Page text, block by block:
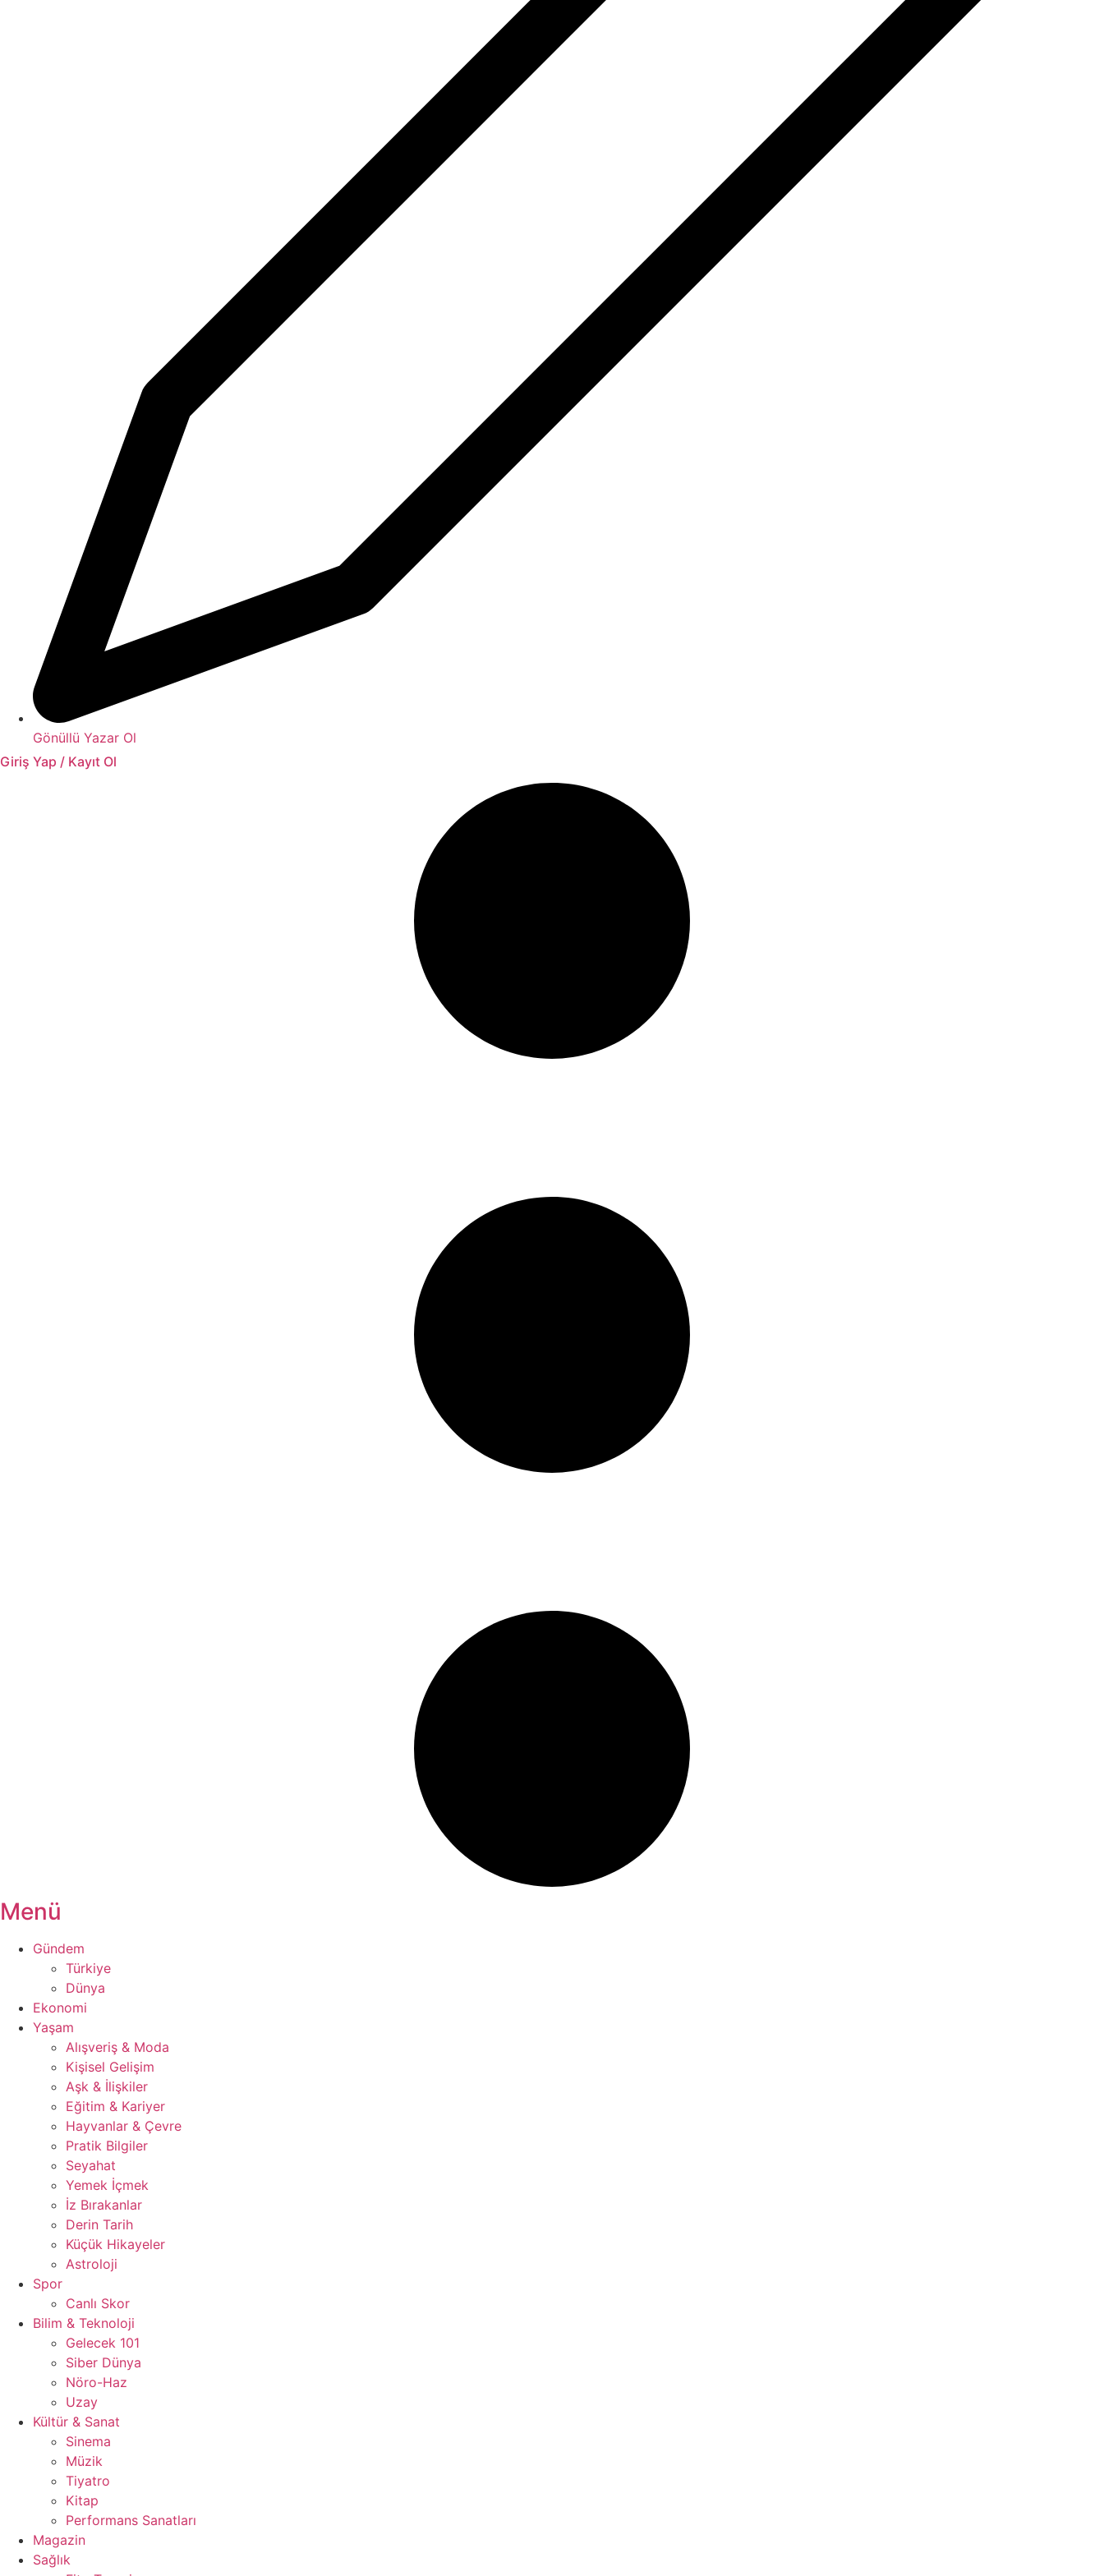
Gönüllü Yazar Ol
Giriş Yap / Kayıt Ol
Menü
Gündem
Türkiye
Dünya
Ekonomi
Yaşam
Alışveriş & Moda
Kişisel Gelişim
Aşk & İlişkiler
Eğitim & Kariyer
Hayvanlar & Çevre
Pratik Bilgiler
Seyahat
Yemek İçmek
İz Bırakanlar
Derin Tarih
Küçük Hikayeler
Astroloji
Spor
Canlı Skor
Bilim & Teknoloji
Gelecek 101
Siber Dünya
Nöro-Haz
Uzay
Kültür & Sanat
Sinema
Müzik
Tiyatro
Kitap
Performans Sanatları
Magazin
Sağlık